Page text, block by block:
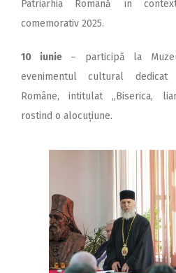
Patriarhia Română în
comemorativ 2025.
10 iunie– participă la
evenimentul cultural dedicat
Române, intitulat „Biserica,
rostind o alocuțiune.